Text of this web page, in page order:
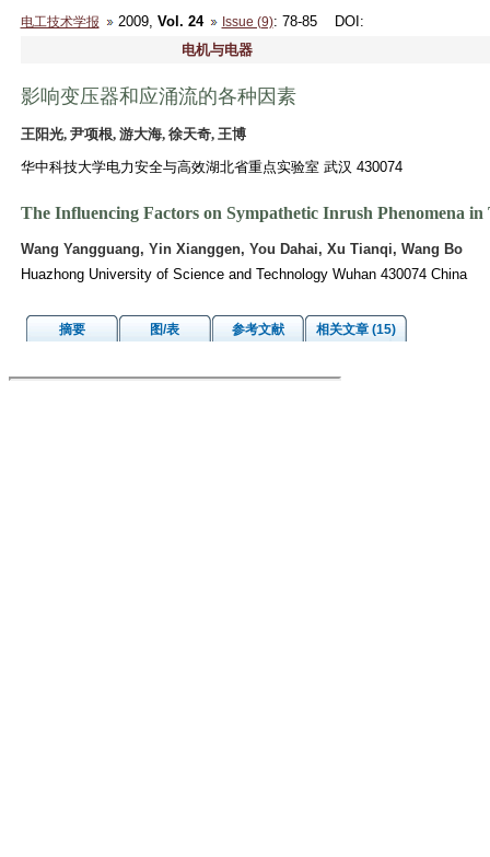
电工技术学报 2009, Vol. 24 Issue (9): 78-85 DOI :
电机与电器
影响变压器和应涌流的各种因素
王阳光, 尹项根, 游大海, 徐天奇, 王博
华中科技大学电力安全与高效湖北省重点实验室 武汉 430074
The Influencing Factors on Sympathetic Inrush Phenomena in
Wang Yangguang, Yin Xianggen, You Dahai, Xu Tianqi, Wang Bo
Huazhong University of Science and Technology Wuhan 430074 China
摘要 图/表 参考文献 相关文章 (15)